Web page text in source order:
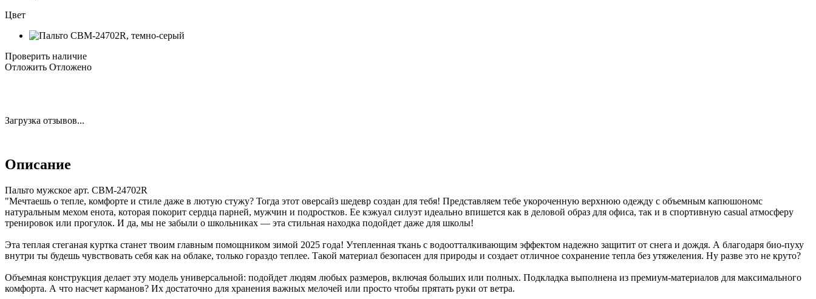
Цвет
Проверить наличие
Отложить Отложено
Загрузка отзывов...
Описание
Пальто мужское арт. CBM-24702R
"Мечтаешь о тепле, комфорте и стиле даже в лютую стужу? Тогда этот оверсайз шедевр создан для тебя! Представляем тебе укороченную верхнюю одежду с объемным капюшономс
натуральным мехом енота, которая покорит сердца парней, мужчин и подростков. Ее кэжуал силуэт идеально впишется как в деловой образ для офиса, так и в спортивную casual атмосферу
тренировок или прогулок. И да, мы не забыли о школьниках — эта стильная находка подойдет даже для школы!
Эта теплая стеганая куртка станет твоим главным помощником зимой 2025 года! Утепленная ткань с водоотталкивающим эффектом надежно защитит от снега и дождя. А благодаря био-пуху
внутри ты будешь чувствовать себя как на облаке, только гораздо теплее. Такой материал безопасен для природы и создает отличное сохранение тепла без утяжеления. Ну разве это не круто?
Объемная конструкция делает эту модель универсальной: подойдет людям любых размеров, включая больших или полных. Подкладка выполнена из премиум-материалов для максимального
комфорта. А что насчет карманов? Их достаточно для хранения важных мелочей или просто чтобы прятать руки от ветра.